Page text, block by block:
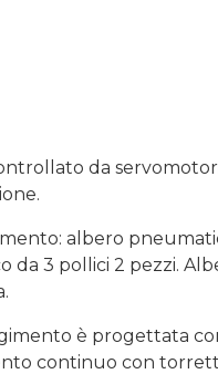
da
albero
da 3 pollici 2 pezzi.
è progettata
continuo con